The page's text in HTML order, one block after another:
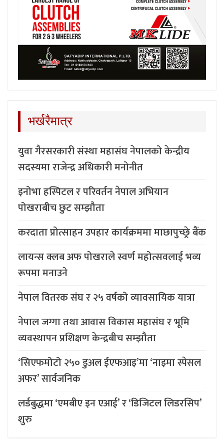
भर्खरैमात्र
युवा गैरसरकारी संस्था महासंघ नेपालको केन्द्रीय
सदस्यमा राजेन्द्र अधिकारी मनोनीत
इनोभा हस्पिटल र परिवर्तन नेपाल अभियान
पोखराबीच छुट सम्झौता
करदाता प्रोत्साहन उपहार कार्यक्रममा माछापुच्छ्र्रे बैंक
लायन्स क्लब अफ पोखराले स्वर्ण महोत्सवलाई भव्य
रूपमा मनाउने
नेपाल वितरक संघ र २५ वर्षको व्यावसायिक यात्रा
नेपाल जग्गा तथा आवास विकास महासंघ र भूमि
व्यवस्थापन प्रशिक्षण केन्द्रबीच सम्झौता
‘सिएफमोटो २५० डुअल ईएफआइ’मा ‘नाइमा स्पेसल
अफर’ सार्वजनिक
लर्डबुद्धमा ‘एमबीए इन एआई’ र ‘डिजिटल लिडरसिप’
शुरु